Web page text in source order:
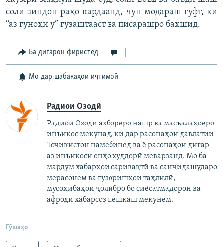
соли зиндон раҳо кардаанд, чун модараш гуфт, ки
“аз гуноҳи ӯ” гузаштааст ва писарашро бахшид.
Ба дигарон фиристед
Мо дар шабакаҳои иҷтимоӣ
Радиои Озодӣ
Радиои Озодӣ ахбореро нашр ва масъалаҳоеро
инъикос мекунад, ки дар расонаҳои давлатии
Тоҷикистон намебинед ва ё расонаҳои дигар
аз инъикоси онҳо худдорӣ меварзанд. Мо ба
мардум хабарҳои саривақтӣ ва санҷидашударо
мерасонем ва гузоришҳои таҳлилӣ,
мусоҳибаҳои ҷолибро бо сиёсатмадорон ва
афроди хабарсоз пешкаш мекунем.
Гӯшаҳо